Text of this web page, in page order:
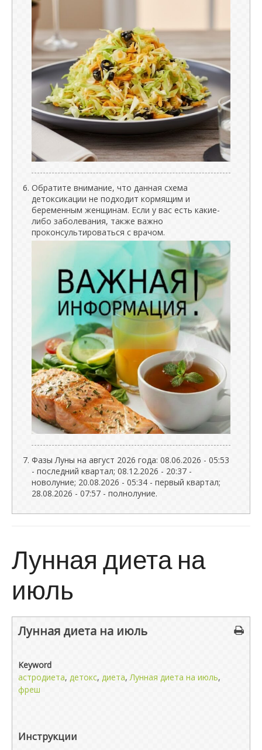
Обратите внимание, что данная схема
детоксикации не подходит кормящим и
беременным женщинам. Если у вас есть какие-
либо заболевания, также важно
проконсультироваться с врачом.
Фазы Луны на август 2026 года: 08.06.2026 - 05:53
- последний квартал; 08.12.2026 - 20:37 -
новолуние; 20.08.2026 - 05:34 - первый квартал;
28.08.2026 - 07:57 - полнолуние.
Лунная диета на
июль
Лунная диета на июль
Keyword
астродиета, детокс, диета,Лунная диета на июль,
фреш
Инструкции